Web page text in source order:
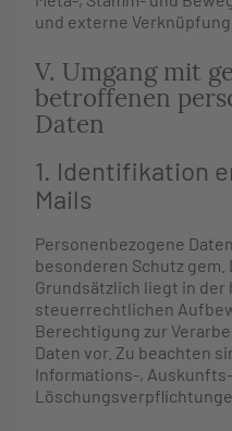
und externe
V. Umgang mit
betroffenen
Daten
1. Identifikation
Mails
Personenbezogene
besonderen Schutz gem.
Grundsätzlich liegt in der
steuerrechtlichen
Berechtigung zur
Daten vor. Zu beachten
Informations-,